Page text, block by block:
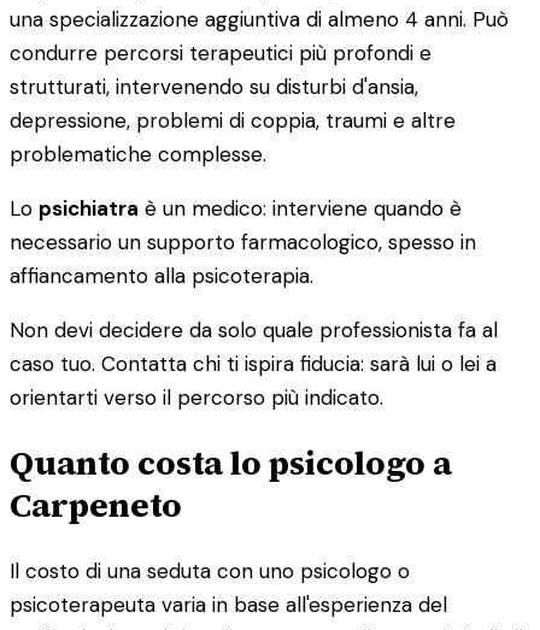
una specializzazione aggiuntiva di almeno 4 anni. Può
condurre percorsi terapeutici più profondi e
strutturati, intervenendo su disturbi d'ansia,
depressione, problemi di coppia, traumi e altre
problematiche complesse.
Lo psichiatra è un medico: interviene quando è
necessario un supporto farmacologico, spesso in
affiancamento alla psicoterapia.
Non devi decidere da solo quale professionista fa al
caso tuo. Contatta chi ti ispira fiducia: sarà lui o lei a
orientarti verso il percorso più indicato.
Quanto costa lo psicologo a
Carpeneto
Il costo di una seduta con uno psicologo o
psicoterapeuta varia in base all'esperienza del